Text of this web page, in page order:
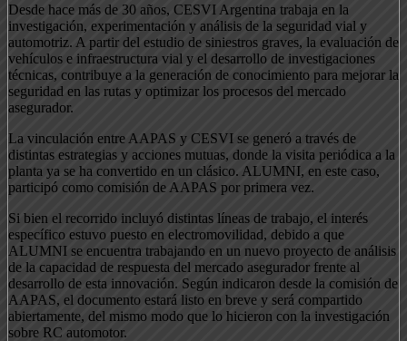
Desde hace más de 30 años, CESVI Argentina trabaja en la
investigación, experimentación y análisis de la seguridad vial y
automotriz. A partir del estudio de siniestros graves, la evaluación de
vehículos e infraestructura vial y el desarrollo de investigaciones
técnicas, contribuye a la generación de conocimiento para mejorar la
seguridad en las rutas y optimizar los procesos del mercado
asegurador.
La vinculación entre AAPAS y CESVI se generó a través de
distintas estrategias y acciones mutuas, donde la visita periódica a la
planta ya se ha convertido en un clásico. ALUMNI, en este caso,
participó como comisión de AAPAS por primera vez.
Si bien el recorrido incluyó distintas líneas de trabajo, el interés
específico estuvo puesto en electromovilidad, debido a que
ALUMNI se encuentra trabajando en un nuevo proyecto de análisis
de la capacidad de respuesta del mercado asegurador frente al
desarrollo de esta innovación. Según indicaron desde la comisión de
AAPAS, el documento estará listo en breve y será compartido
abiertamente, del mismo modo que lo hicieron con la investigación
sobre RC automotor.